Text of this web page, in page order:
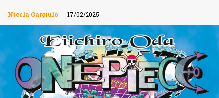
Nicola Gargiulo 17/02/2025